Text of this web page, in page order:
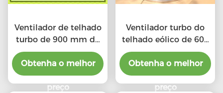
Ventilador de telhado
turbo de 900 mm de
grande porte, movido
pelo vento, para
oficina de aço
inoxidável
Obtenha o melhor
preço
Ventilador turbo do
telhado eólico de 600
mm para oficina de
aço inoxidável
Obtenha o melhor
preço